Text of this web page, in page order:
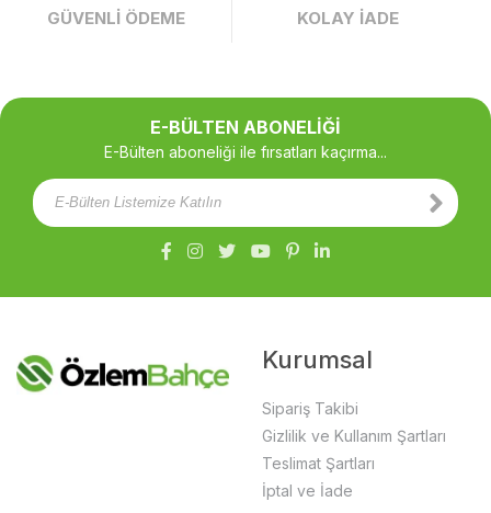
GÜVENLİ ÖDEME KOLAY İADE
E-BÜLTEN ABONELİĞİ
E-Bülten aboneliği ile fırsatları kaçırma...
Kurumsal
Sipariş Takibi
Gizlilik ve Kullanım Şartları
Teslimat Şartları
İptal ve İade